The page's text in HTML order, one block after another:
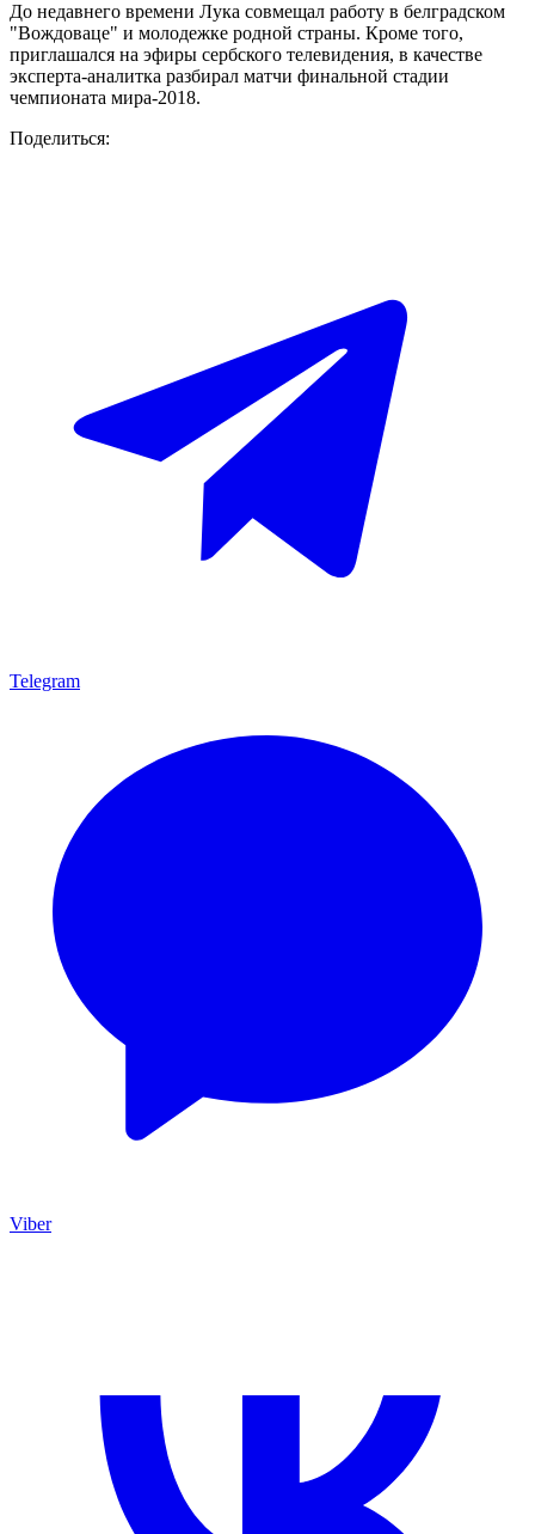
До недавнего времени Лука совмещал работу в белградском
"Вождоваце" и молодежке родной страны. Кроме того,
приглашался на эфиры сербского телевидения, в качестве
эксперта-аналитка разбирал матчи финальной стадии
чемпионата мира-2018.
Поделиться:
Telegram
Viber